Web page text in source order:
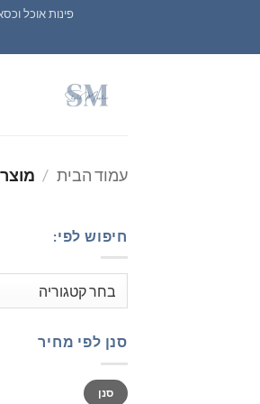
content
פינות אוכל
עמוד הבית /
חיפוש לפי:
סנן לפי מחיר
מחיר
מינימלי
מחיר
מקסימלי
סנן